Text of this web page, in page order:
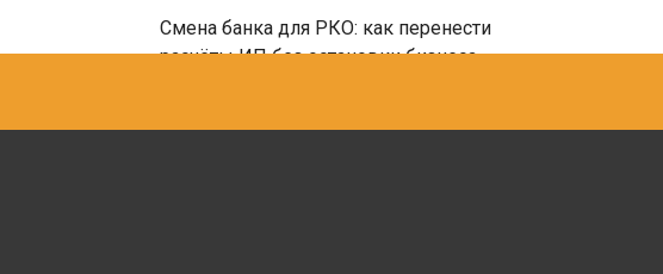
Смена банка для РКО: как перенести
расчёты ИП без остановки бизнеса